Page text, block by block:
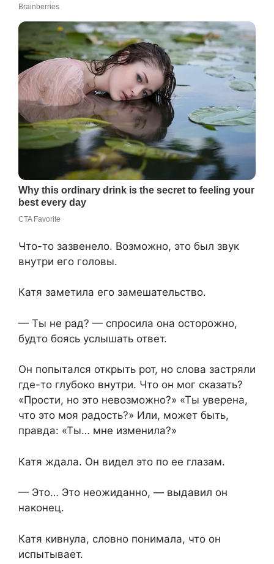
Что-то зазвенело. Возможно, это был звук
внутри его головы.
Катя заметила его замешательство.
— Ты не рад? — спросила она осторожно,
будто боясь услышать ответ.
Он попытался открыть рот, но слова застряли
где-то глубоко внутри. Что он мог сказать?
«Прости, но это невозможно?» «Ты уверена,
что это моя радость?» Или, может быть,
правда: «Ты… мне изменила?»
Катя ждала. Он видел это по ее глазам.
— Это… Это неожиданно, — выдавил он
наконец.
Катя кивнула, словно понимала, что он
испытывает.